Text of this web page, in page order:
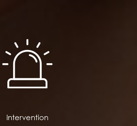
Intervention